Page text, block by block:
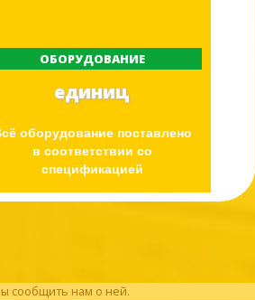
ОБОРУДОВАНИЕ
единиц
оборудование поставлено
в соответствии со
спецификацией
сообщить нам о ней.